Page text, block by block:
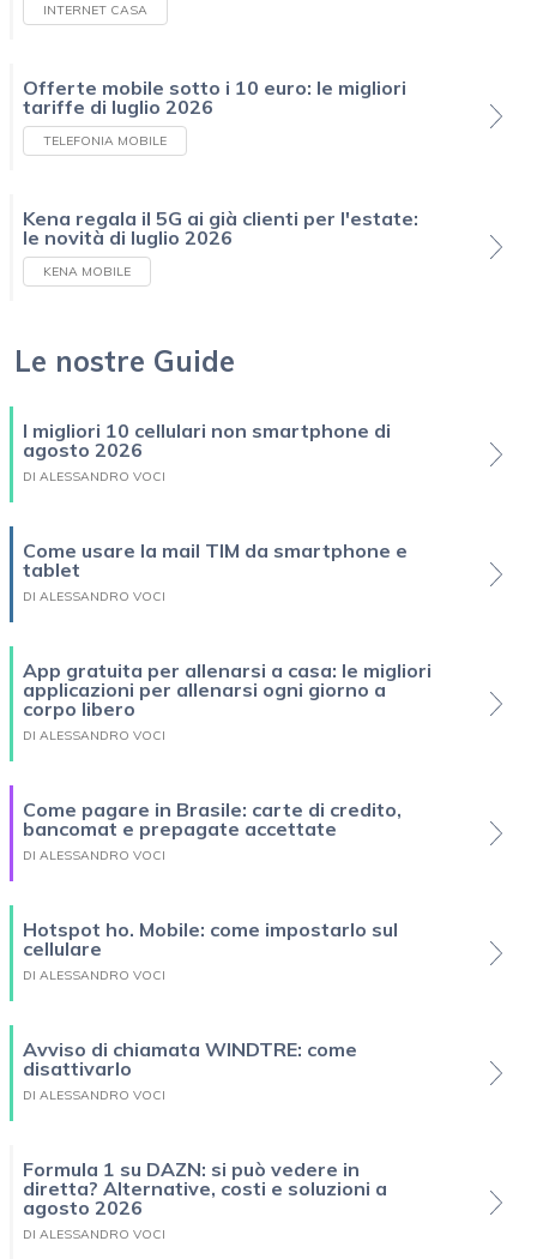
INTERNET CASA
Offerte mobile sotto i 10 euro: le migliori
tariffe di luglio 2026
TELEFONIA MOBILE
Kena regala il 5G ai già clienti per l'estate:
le novità di luglio 2026
KENA MOBILE
Le nostre Guide
I migliori 10 cellulari non smartphone di
agosto 2026
DI ALESSANDRO VOCI
Come usare la mail TIM da smartphone e
tablet
DI ALESSANDRO VOCI
App gratuita per allenarsi a casa: le migliori
applicazioni per allenarsi ogni giorno a
corpo libero
DI ALESSANDRO VOCI
Come pagare in Brasile: carte di credito,
bancomat e prepagate accettate
DI ALESSANDRO VOCI
Hotspot ho. Mobile: come impostarlo sul
cellulare
DI ALESSANDRO VOCI
Avviso di chiamata WINDTRE: come
disattivarlo
DI ALESSANDRO VOCI
Formula 1 su DAZN: si può vedere in
diretta? Alternative, costi e soluzioni a
agosto 2026
DI ALESSANDRO VOCI